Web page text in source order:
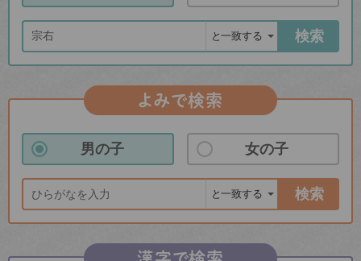
検索
よみで検索
男の子 女の子
検索